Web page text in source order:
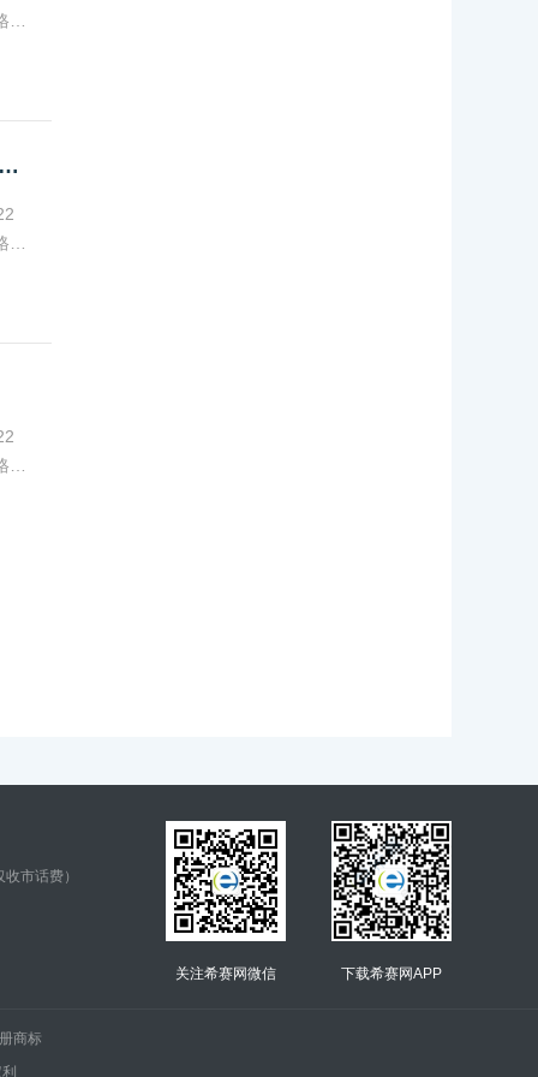
2022全国护士执业资格考试考前练习题（实践能力4）
收市话费）
关注希赛网微信 下载希赛网APP
商标